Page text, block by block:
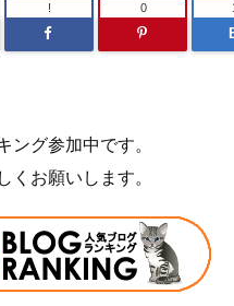
! 0
ング参加中です。
くお願いします。